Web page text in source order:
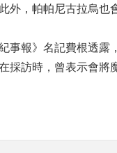
外，帕帕尼古拉烏也
報》名記費根透露
採訪時，曾表示會將